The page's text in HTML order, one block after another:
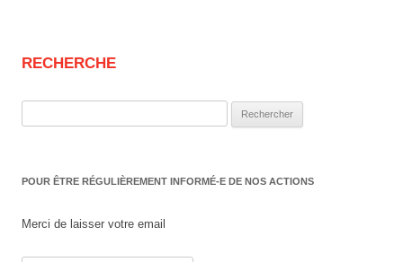
RECHERCHE
POUR ÊTRE RÉGULIÈREMENT INFORMÉ-E DE NOS ACTIONS
Merci de laisser votre email